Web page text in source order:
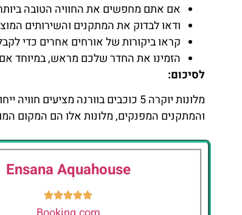
אם אתם מחפשים את החוויה הטובה ביותר, מומלץ להזמין
ודאו לבדוק את המתקנים והשירותים
קראו ביקורות של אורחים אחרים כדי
הזמינו את החדר שלכם מראש, במיוחד
לסיכום:
מלונות יוקרה 5 כוכבים בוורנה
והמתקנים המפנקים, מלונות אלו הם המקום
Ensana Aquahouse